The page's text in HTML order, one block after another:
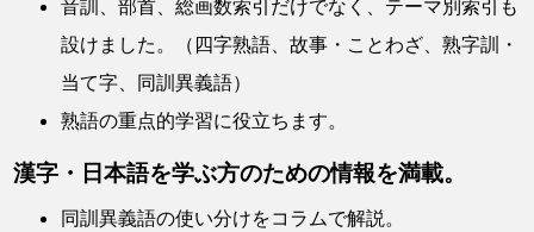
音訓、部首、総画数索引だけでなく、テーマ別索引も
設けました。（四字熟語、故事・ことわざ、熟字訓・
当て字、同訓異義語）
熟語の重点的学習に役立ちます。
漢字・日本語を学ぶ方のための情報を満載。
同訓異義語の使い分けをコラムで解説。